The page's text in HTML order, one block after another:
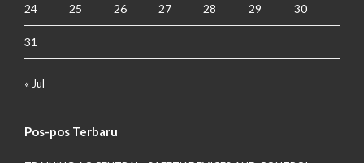
24 25 26 27 28 29 30
31
« Jul
Pos-pos Terbaru